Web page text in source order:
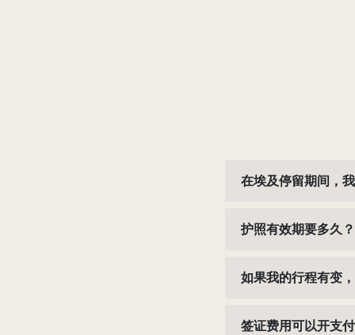
在埃及停留期间，
护照有效期要多久？
如果我的行程有变
签证费用可以开支